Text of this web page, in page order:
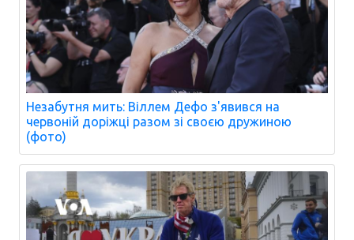
Незабутня мить: Віллем Дефо з'явився на
червоній доріжці разом зі своєю дружиною
(фото)